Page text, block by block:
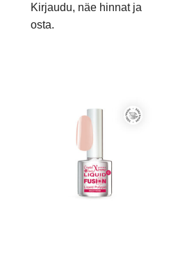
Kirjaudu, näe hinnat ja
osta.